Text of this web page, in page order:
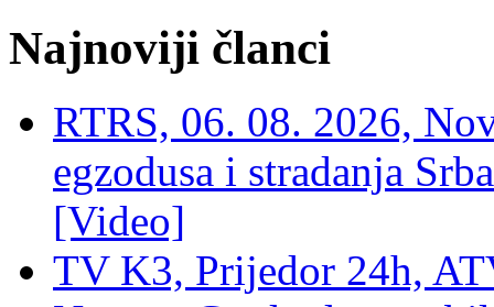
Najnoviji članci
RTRS, 06. 08. 2026,
egzodusa i stradanja
[Video]
TV K3, Prijedor 24h,